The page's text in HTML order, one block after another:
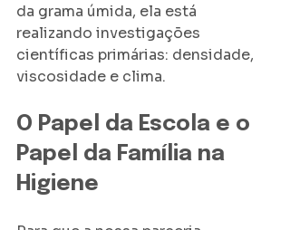
da grama úmida, ela está
realizando investigações
científicas primárias: densidade,
viscosidade e clima.
O Papel da Escola e o
Papel da Família na
Higiene